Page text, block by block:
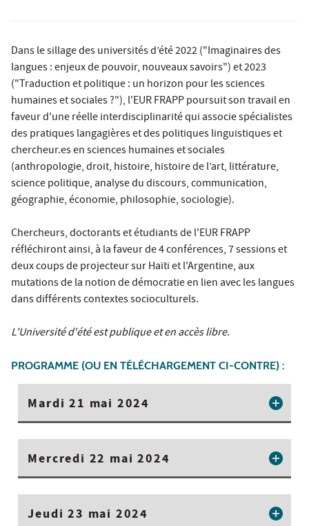
Dans le sillage des universités d’été 2022 ("Imaginaires des
langues : enjeux de pouvoir, nouveaux savoirs") et 2023
("Traduction et politique : un horizon pour les sciences
humaines et sociales ?"), l'EUR FRAPP poursuit son travail en
faveur d'une réelle interdisciplinarité qui associe spécialistes
des pratiques langagières et des politiques linguistiques et
chercheur.es en sciences humaines et sociales
(anthropologie, droit, histoire, histoire de l’art, littérature,
science politique, analyse du discours, communication,
géographie, économie, philosophie, sociologie).
Chercheurs, doctorants et étudiants de l'EUR FRAPP
réfléchiront ainsi, à la faveur de 4 conférences, 7 sessions et
deux coups de projecteur sur Haïti et l'Argentine, aux
mutations de la notion de démocratie en lien avec les langues
dans différents contextes socioculturels.
L'Université d'été est publique et en accès libre.
PROGRAMME (OU EN TÉLÉCHARGEMENT CI-CONTRE) :
Mardi 21 mai 2024
Mercredi 22 mai 2024
Jeudi 23 mai 2024